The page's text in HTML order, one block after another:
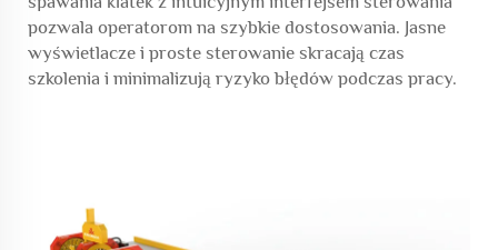
pozwala operatorom na szybkie dostosowania. Jasne
wyświetlacze i proste sterowanie skracają czas
szkolenia i minimalizują ryzyko błędów podczas pracy.